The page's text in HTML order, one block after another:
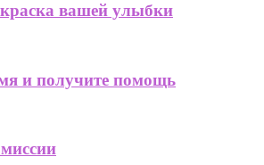
вашей улыбки
и получите помощь